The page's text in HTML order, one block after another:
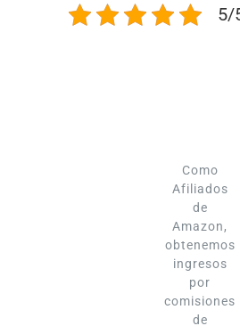
5/
Como
Afiliados
de
Amazon,
obtenemos
ingresos
por
comisiones
de